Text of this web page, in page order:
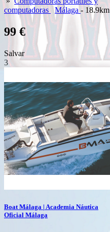
computadoras
Málaga- 18.9km
99 €
Salvar
3
Boat Málaga | Academia Náutica
Oficial Málaga